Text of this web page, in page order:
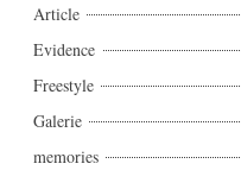
Article
Evidence
Freestyle
Galerie
memories